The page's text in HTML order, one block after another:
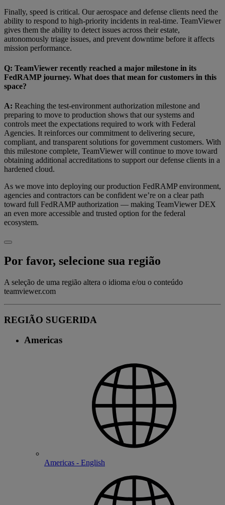
Finally, speed is critical. Our aerospace and defense clients need the
ability to respond to high-priority incidents in real-time. TeamViewer
gives them the ability to detect issues across their estate,
autonomously triage issues, and prevent downtime before it affects
mission performance.
Q: TeamViewer recently reached a major milestone in its
FedRAMP journey. What does that mean for customers in this
space?
A: Reaching the test-environment authorization milestone and
preparing to move to production shows that our systems and
controls meet the expectations required to work with Federal
Agencies. It reinforces our commitment to delivering secure,
compliant, and transparent solutions for government customers. With
this milestone complete, TeamViewer will continue to move toward
obtaining additional accreditations to support our defense clients in a
hardened cloud.
As we move into deploying our production FedRAMP environment,
agencies and contractors can be confident we’re on a clear path
toward full FedRAMP authorization — making TeamViewer DEX
an even more accessible and trusted option for the federal
ecosystem.
Por favor, selecione sua região
A seleção de uma região altera o idioma e/ou o conteúdo
teamviewer.com
REGIÃO SUGERIDA
Americas
Americas - English